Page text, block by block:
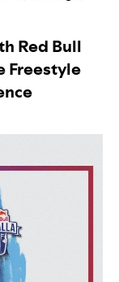
Red Bull
Freestyle